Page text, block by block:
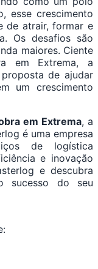
esse crescimento
de atrair, formar e
Os desafios são
maiores. Ciente
em Extrema, a
de ajudar
um crescimento
em Extrema, a
é uma empresa
de logística
e inovação
e descubra
sucesso do seu